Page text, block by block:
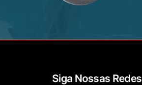
Siga Nossas Redes